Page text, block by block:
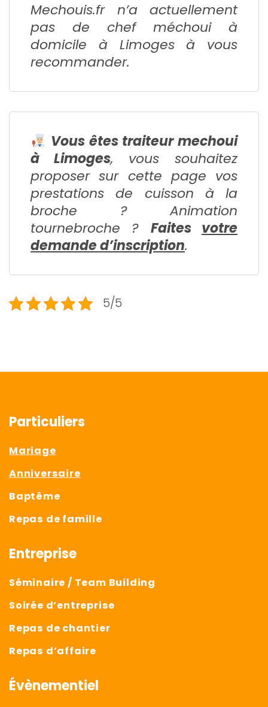
Mechouis.frn’a actuellement
pas de chef méchoui à
domicile à Limoges à vous
recommander.
Vous êtes traiteur mechoui
à Limoges, vous souhaitez
proposer sur cette page vos
prestations de cuisson à la
broche ? Animation
tournebroche ? Faites votre
demande d’inscription.
5/5
Particuliers
Mariage
Anniversaire
Baptême
Repas de famille
Entreprise
Séminaire / Team Building
Soirée d’entreprise
Repas de chantier
Repas d’affaire
Évènementiel